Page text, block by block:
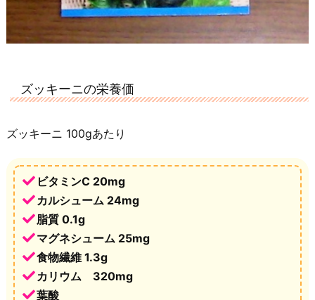
ズッキーニの栄養価
ズッキーニ 100gあたり
ビタミンC 20mg
カルシューム 24mg
脂質 0.1g
マグネシューム 25mg
食物繊維 1.3g
カリウム 320mg
葉酸